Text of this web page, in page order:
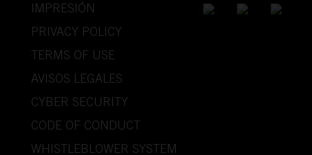
IMPRESIÓN
PRIVACY POLICY
TERMS OF USE
AVISOS LEGALES
CYBER SECURITY
CODE OF CONDUCT
WHISTLEBLOWER SYSTEM